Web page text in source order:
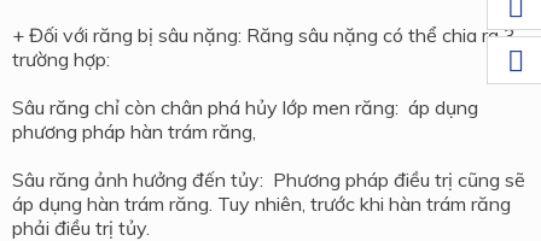
+ Đối với răng bị sâu nặng: Răng sâu nặng có thể chia ra 3
trường hợp:
Sâu răng chỉ còn chân phá hủy lớp men răng: áp dụng
phương pháp hàn trám răng,
Sâu răng ảnh hưởng đến tủy: Phương pháp điều trị cũng sẽ
áp dụng hàn trám răng. Tuy nhiên, trước khi hàn trám răng
phải điều trị tủy.